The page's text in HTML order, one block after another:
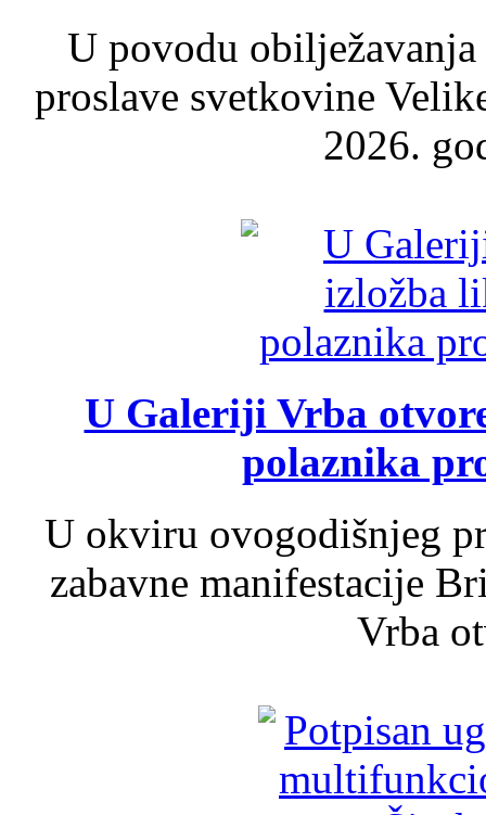
U povodu
proslave svetkovine
2026.
U Galeriji Vrba
polaznika
U okviru ovogodišnjeg
zabavne manifestacije
Vrba